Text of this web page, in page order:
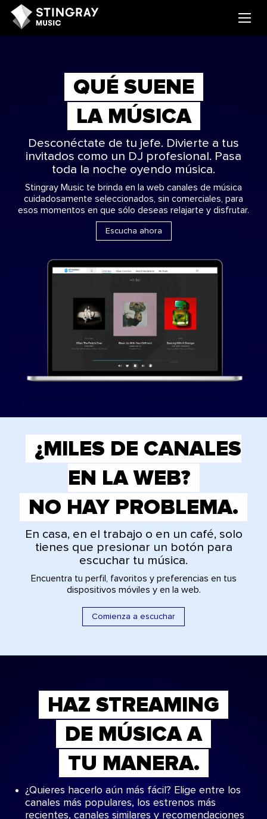
QUÉ SUENE
LA MÚSICA
Desconéctate de tu jefe. Divierte a tus
invitados como un DJ profesional. Pasa
toda la noche oyendo música.
Stingray Music te brinda en la web canales de música
cuidadosamente seleccionados, sin comerciales, para
esos momentos en que sólo deseas relajarte y disfrutar.
Escucha ahora
¿MILES DE CANALES
EN LA WEB?
NO HAY PROBLEMA.
En casa, en el trabajo o en un café, solo
tienes que presionar un botón para
escuchar tu música.
Encuentra tu perfil, favoritos y preferencias en tus
dispositivos móviles y en la web.
Comienza a escuchar
HAZ STREAMING
DE MÚSICA A
TU MANERA.
¿Quieres hacerlo aún más fácil? Elige entre los
canales más populares, los estrenos más
recientes, canales similares y recomendaciones